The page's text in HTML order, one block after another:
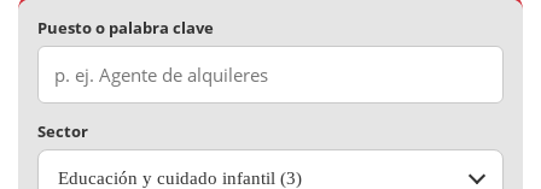
Puesto o palabra clave
Sector
Educación y cuidado infantil (3)